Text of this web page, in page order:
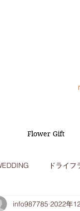
Flower Gift
ドライフ
イベント 季
info987785 2022年